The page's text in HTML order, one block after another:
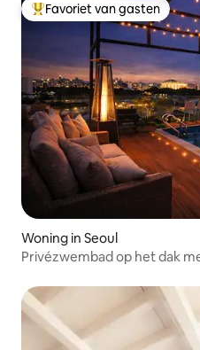
Topfavoriet van gasten
Favoriet van gasten
Woning in Seoul
Privézwembad op het dak